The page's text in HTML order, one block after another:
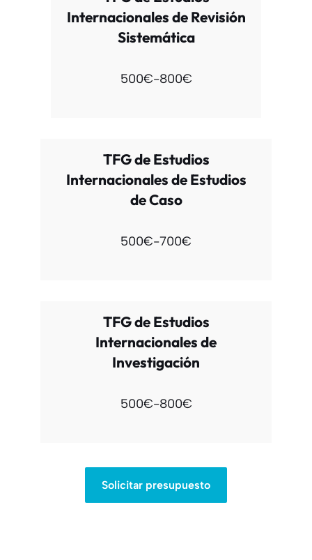
Internacionales de Revisión
Sistemática
500€-800€
TFG de Estudios
Internacionales de Estudios
de Caso
500€-700€
TFG de Estudios
Internacionales de
Investigación
500€-800€
Solicitar presupuesto